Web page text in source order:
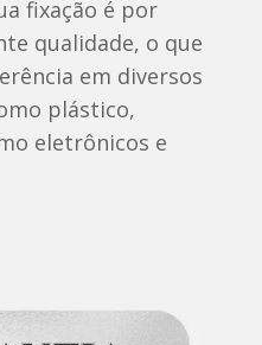
fixação é por
qualidade, o que
em diversos
plástico,
eletrônicos e